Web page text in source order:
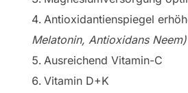
Antioxidantienspiegel
Melatonin, Antioxidans Neem)
Ausreichend Vitamin-C
Vitamin D+K